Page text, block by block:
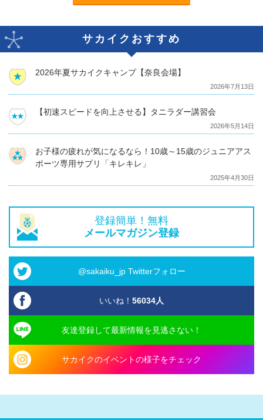
サカイクおすすめ
2026年夏サカイクキャンプ【奈良会場】
2026年7月13日
【初速スピードを向上させる】タニラダー講習会
2026年5月14日
お子様の疲れが気になるなら！10歳～15歳のジュニアアス
ポーツ専用サプリ「キレキレ」
2025年4月30日
登録簡単！無料
メールマガジン登録
@sakaiku_jp Twitterフォロー
いいね！ 56034人
友達登録して最新情報を見逃さない！
サカイクのイベントの様子をチェック